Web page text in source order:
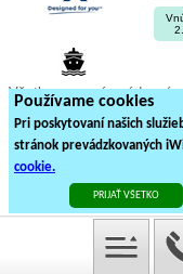
Používame cookies
Pri poskytovaní našich
stránok prevádzkovaných
cookie.
PRIJAŤ VŠETKO
Všetky ceny sú uvádzané
55